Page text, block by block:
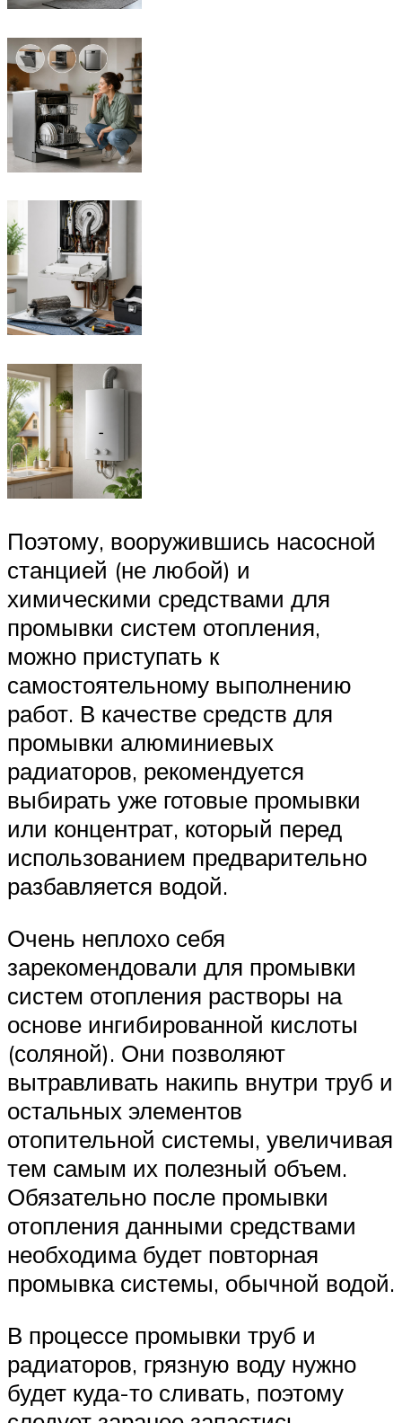
Поэтому, вооружившись насосной
станцией (не любой) и
химическими средствами для
промывки систем отопления,
можно приступать к
самостоятельному выполнению
работ. В качестве средств для
промывки алюминиевых
радиаторов, рекомендуется
выбирать уже готовые промывки
или концентрат, который перед
использованием предварительно
разбавляется водой.
Очень неплохо себя
зарекомендовали для промывки
систем отопления растворы на
основе ингибированной кислоты
(соляной). Они позволяют
вытравливать накипь внутри труб и
остальных элементов
отопительной системы, увеличивая
тем самым их полезный объем.
Обязательно после промывки
отопления данными средствами
необходима будет повторная
промывка системы, обычной водой.
В процессе промывки труб и
радиаторов, грязную воду нужно
будет куда-то сливать, поэтому